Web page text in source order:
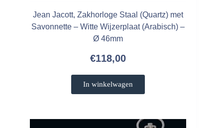
Jean Jacott, Zakhorloge Staal (Quartz) met
Savonnette – Witte Wijzerplaat (Arabisch) –
Ø 46mm
€118,00
In winkelwagen